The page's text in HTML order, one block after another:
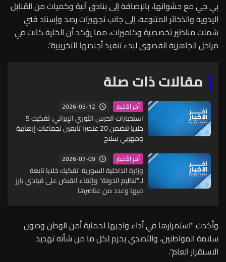
بي جي مع حشواتها، بالإضافة إلى بنادق آلية وكميات من القنابل
اليدوية والذخائر المتنوعة، إلى جانب تجهيزات رصد وإسناد فني
شملت مناظير تخصصية وكاميرات، مما يؤكد أن الخلية كانت في
مراحل الجاهزية القصوى لبدء تنفيذ أجندتها التخريبية".
مقالات ذات صلة
آخر الأخبار 2026-05-12
استخبارات الحرس الثوري الإيراني: تفكيك 5
خلايا تتضمن 20 عنصرا تابعين لجماعات إرهابية
ومهربي سلاح
آخر الأخبار 2026-07-09
وزارة الداخلية السورية: تفكيك خلايا تابعة
لـ"تنظيم الدولة" وإلقاء القبض على قيادي بارز
فيها وعدد من عناصرها
وأكدت "استمرارها في أداء واجبها لحماية أمن الوطن وصون
سلامة المواطنين، والتصدي بحزم لكل ما من شأنه تهديد
الاستقرار العام".